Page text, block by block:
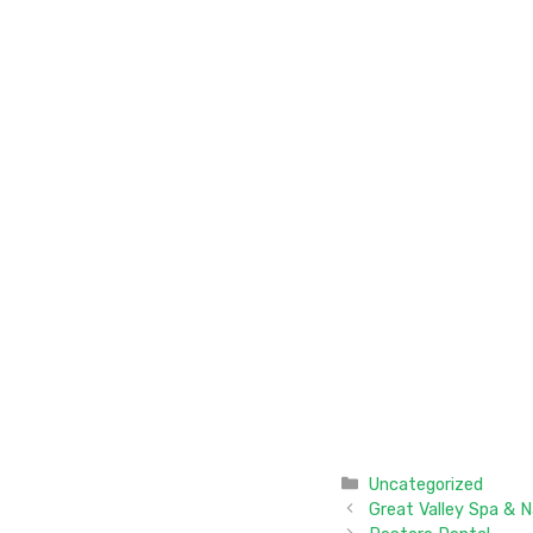
Categories
Uncategorized
Great Valley Spa &